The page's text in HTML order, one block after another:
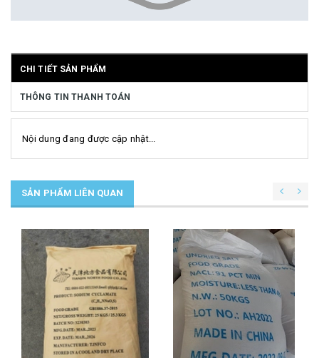
CHI TIẾT SẢN PHẨM
THÔNG TIN THANH TOÁN
Nội dung đang được cập nhật...
SẢN PHẨM LIÊN QUAN